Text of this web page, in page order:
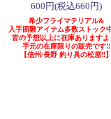
600円(税込660円)
希少フライマテリアル&
入手困難アイテム多数ストック
皆の予想以上に在庫あります
手元の在庫限りの販売です!!
【信州/長野 釣り具の松屋!!